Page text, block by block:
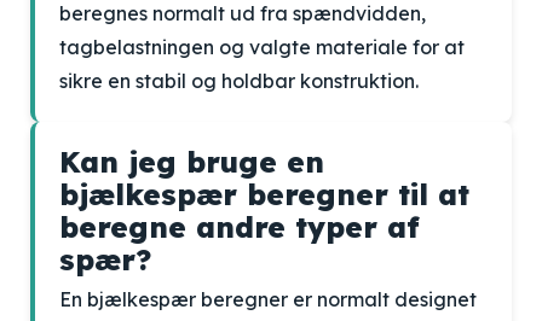
beregnes normalt ud fra spændvidden,
tagbelastningen og valgte materiale for at
sikre en stabil og holdbar konstruktion.
Kan jeg bruge en
bjælkespær beregner til at
beregne andre typer af
spær?
En bjælkespær beregner er normalt designet